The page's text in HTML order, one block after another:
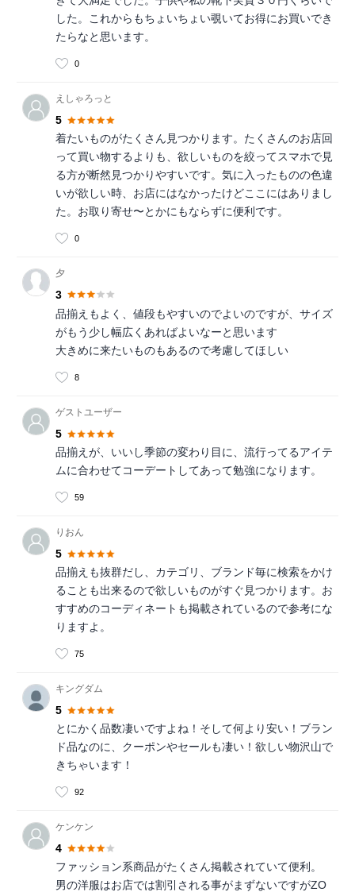
した。これからもちょいちょい覗いてお得にお買いでき
たらなと思います。
0
えしゃろっと
5
着たいものがたくさん見つかります。たくさんのお店回
って買い物するよりも、欲しいものを絞ってスマホで見
る方が断然見つかりやすいです。気に入ったものの色違
いが欲しい時、お店にはなかったけどここにはありまし
た。お取り寄せ〜とかにもならずに便利です。
0
夕
3
品揃えもよく、値段もやすいのでよいのですが、サイズ
がもう少し幅広くあればよいなーと思います
大きめに来たいものもあるので考慮してほしい
8
ゲストユーザー
5
品揃えが、いいし季節の変わり目に、流行ってるアイテ
ムに合わせてコーデートしてあって勉強になります。
59
りおん
5
品揃えも抜群だし、カテゴリ、ブランド毎に検索をかけ
ることも出来るので欲しいものがすぐ見つかります。お
すすめのコーディネートも掲載されているので参考にな
りますよ。
75
キングダム
5
とにかく品数凄いですよね！そして何より安い！ブラン
ド品なのに、クーポンやセールも凄い！欲しい物沢山で
きちゃいます！
92
ケンケン
4
ファッション系商品がたくさん掲載されていて便利。
男の洋服はお店では割引される事がまずないですがZO